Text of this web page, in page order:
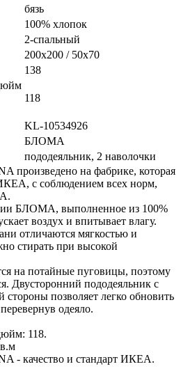
бязь
100% хлопок
2-спальный
200x200 / 50x70
138
118
KL-10534926
БЛОМА
пододеяльник, 2 наволочки
произведено на фабрике, которая
с соблюдением всех норм,
БЛОМА, выполненное из 100%
воздух и впитывает влагу.
отличаются мягкостью и
стирать при высокой
на потайные пуговицы, поэтому
Двусторонний пододеяльник с
позволяет легко обновить
одеяло.
118.
- качество и стандарт ИКЕА.